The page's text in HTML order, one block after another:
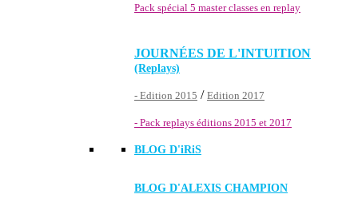
Pack spécial 5 master classes en replay
JOURNÉES DE L'INTUITION
(Replays)
- Edition 2015 / Edition 2017
- Pack replays éditions 2015 et 2017
BLOG D'iRiS
BLOG D'ALEXIS CHAMPION